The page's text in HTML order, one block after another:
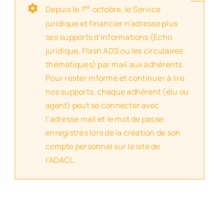
Depuis le 1er octobre, le Service
juridique et financier n’adresse plus
ses supports d’informations (Echo
juridique, Flash ADS ou les circulaires
thématiques) par mail aux adhérents.
Pour rester informé et continuer à lire
nos supports, chaque adhérent (élu ou
agent) peut se connecter avec
l’adresse mail et le mot de passe
enregistrés lors de la création de son
compte personnel sur le site de
l’ADACL.